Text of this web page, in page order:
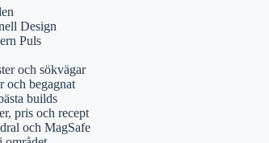
Design
Puls
och sökvägar
och begagnat
builds
pris och recept
och MagSafe